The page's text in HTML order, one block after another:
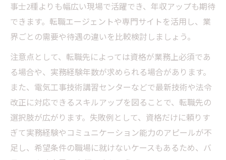
事士2種よりも幅広い現場で活躍でき、年収アップも期待
できます。転職エージェントや専門サイトを活用し、業
界ごとの需要や待遇の違いを比較検討しましょう。
注意点として、転職先によっては資格が業務上必須であ
る場合や、実務経験年数が求められる場合があります。
また、電気工事技術講習センターなどで最新技術や法令
改正に対応できるスキルアップを図ることで、転職先の
選択肢が広がります。失敗例として、資格だけに頼りす
ぎて実務経験やコミュニケーション能力のアピールが不
足し、希望条件の職場に就けないケースもあるため、バ